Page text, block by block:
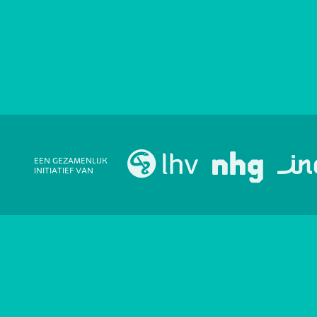
EEN GEZAMENLIJK
INITIATIEF VAN